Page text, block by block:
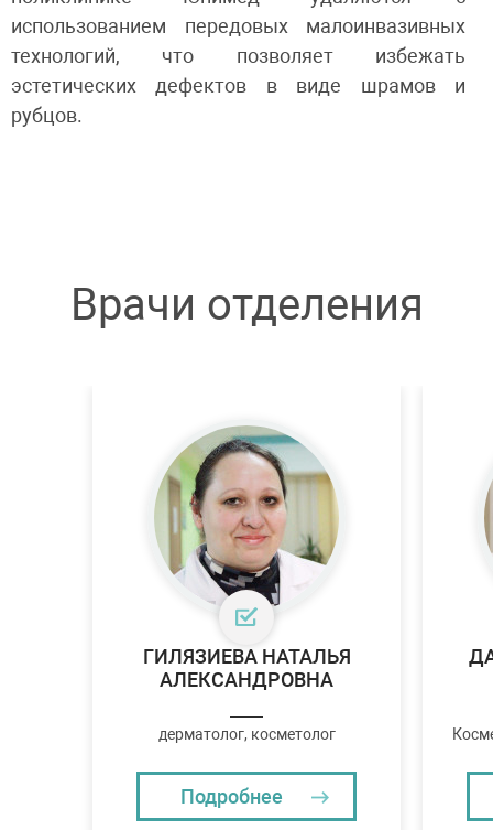
использованием передовых малоинвазивных
технологий, что позволяет избежать
эстетических дефектов в виде шрамов и
рубцов.
Врачи отделения
ГИЛЯЗИЕВА НАТАЛЬЯ
АЛЕКСАНДРОВНА
дерматолог, косметолог
Подробнее